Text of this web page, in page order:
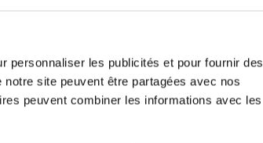
personnaliser les publicités et pour fournir des
site peuvent être partagées avec nos
peuvent combiner les informations avec les